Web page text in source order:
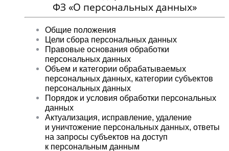
ФЗ «О персональных данных»
Общие положения
Цели сбора персональных данных
Правовые основания обработки
персональных данных
Объем и категории обрабатываемых
персональных данных, категории субъектов
персональных данных
Порядок и условия обработки персональных
данных
Актуализация, исправление, удаление
и уничтожение персональных данных, ответы
на запросы субъектов на доступ
к персональным данным